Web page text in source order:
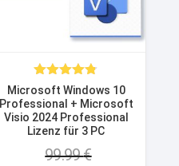
Bewertet
mit 4.75
von 5
Microsoft Windows 10
Professional + Microsoft
Visio 2024 Professional
Lizenz für 3 PC
99.99€